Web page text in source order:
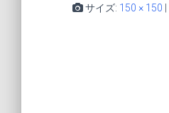
サイズ: 150 × 150